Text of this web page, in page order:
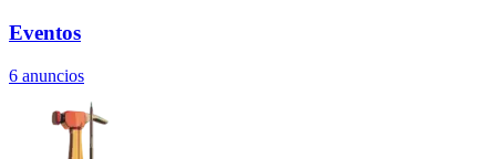
Eventos
6 anuncios